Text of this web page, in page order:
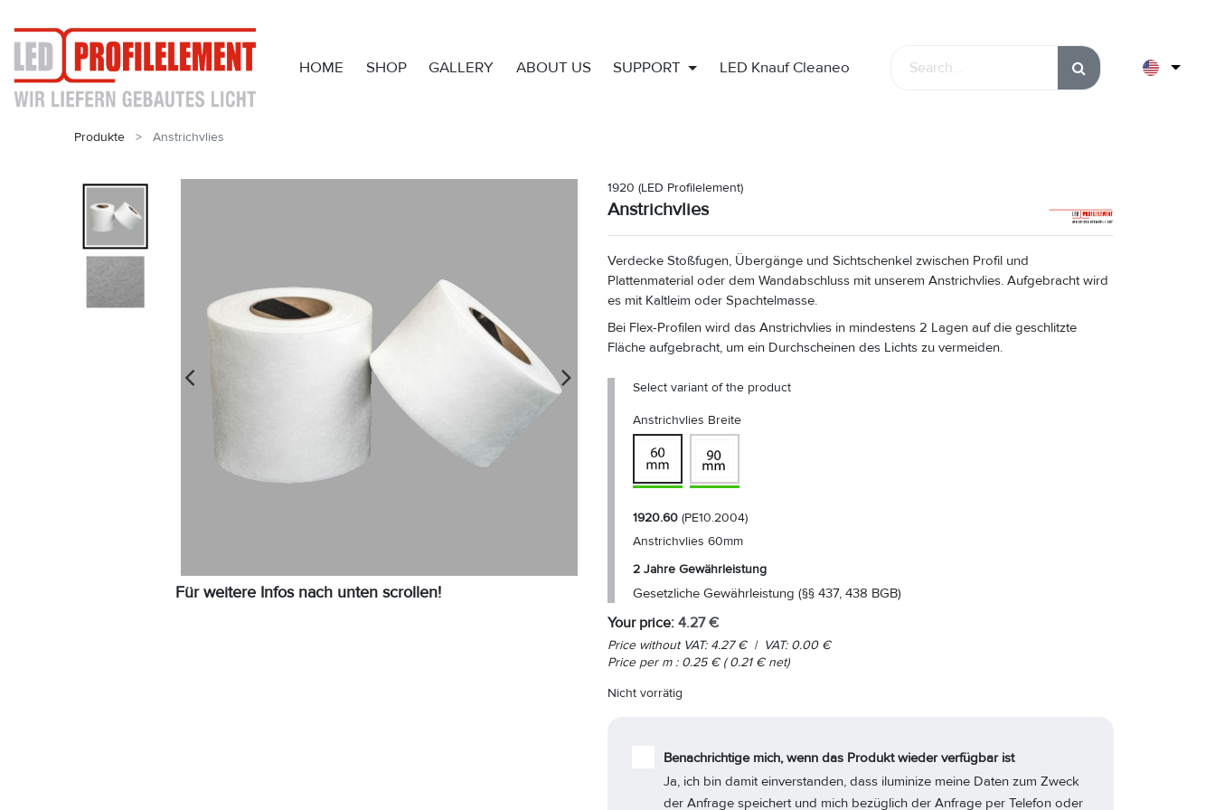
HOME SHOP GALLERY ABOUT US SUPPORT LED Knauf Cleaneo
Produkte Anstrichvlies
Für weitere Infos nach unten scrollen!
1920 (LED Profilelement)
Anstrichvlies
Verdecke Stoßfugen, Übergänge und Sichtschenkel zwischen Profil und
Plattenmaterial oder dem Wandabschluss mit unserem Anstrichvlies. Aufgebracht wird
es mit Kaltleim oder Spachtelmasse.
Bei Flex-Profilen wird das Anstrichvlies in mindestens 2 Lagen auf die geschlitzte
Fläche aufgebracht, um ein Durchscheinen des Lichts zu vermeiden.
Select variant of the product
Anstrichvlies Breite
1920.60 (PE10.2004)
Anstrichvlies 60mm
2 Jahre Gewährleistung
Gesetzliche Gewährleistung (§§ 437, 438 BGB)
Your price: 4.27€
Price without VAT: 4.27€ | VAT: 0.00€
Price per m: 0.25€ (0.21€net)
Nicht vorrätig
Benachrichtige mich, wenn das Produkt wieder verfügbar ist
Ja, ich bin damit einverstanden, dass iluminize meine Daten zum Zweck
der Anfrage speichert und mich bezüglich der Anfrage per Telefon oder